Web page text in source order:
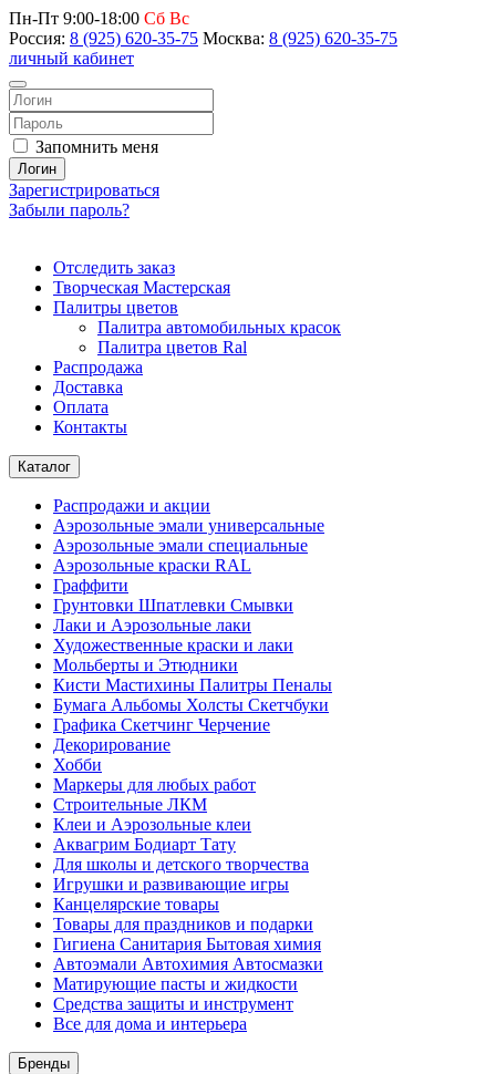
Пн-Пт 9:00-18:00 Сб Вс
Россия: 8 (925) 620-35-75 Москва: 8 (925) 620-35-75
личный кабинет
Запомнить меня
Логин
Зарегистрироваться
Забыли пароль?
Отследить заказ
Творческая Мастерская
Палитры цветов
Палитра автомобильных красок
Палитра цветов Ral
Распродажа
Доставка
Оплата
Контакты
Каталог
Распродажи и акции
Аэрозольные эмали универсальные
Аэрозольные эмали специальные
Аэрозольные краски RAL
Граффити
Грунтовки Шпатлевки Смывки
Лаки и Аэрозольные лаки
Художественные краски и лаки
Мольберты и Этюдники
Кисти Мастихины Палитры Пеналы
Бумага Альбомы Холсты Скетчбуки
Графика Скетчинг Черчение
Декорирование
Хобби
Маркеры для любых работ
Строительные ЛКМ
Клеи и Аэрозольные клеи
Аквагрим Бодиарт Тату
Для школы и детского творчества
Игрушки и развивающие игры
Канцелярские товары
Товары для праздников и подарки
Гигиена Санитария Бытовая химия
Автоэмали Автохимия Автосмазки
Матирующие пасты и жидкости
Средства защиты и инструмент
Все для дома и интерьера
Бренды